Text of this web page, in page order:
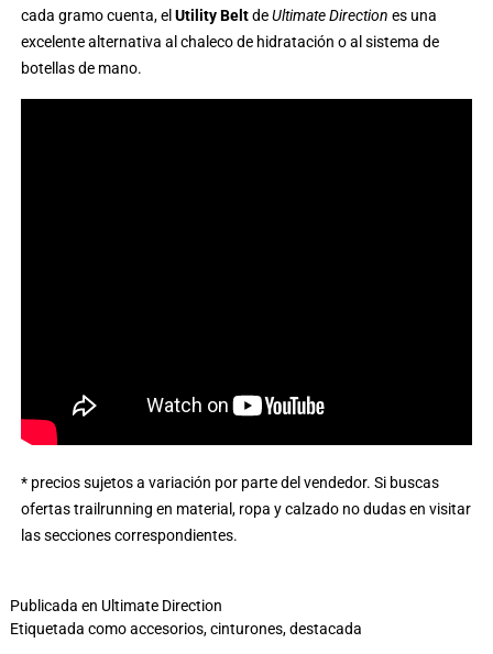
cada gramo cuenta, el Utility BeltdeUltimate Direction es una
excelente alternativa al chaleco de hidratación o al sistema de
botellas de mano.
* precios sujetos a variación por parte del vendedor. Si buscas
ofertas trailrunning en material, ropa y calzadono dudas en visitar
las secciones correspondientes.
Publicada en Ultimate Direction
Etiquetada comoaccesorios,cinturones,destacada